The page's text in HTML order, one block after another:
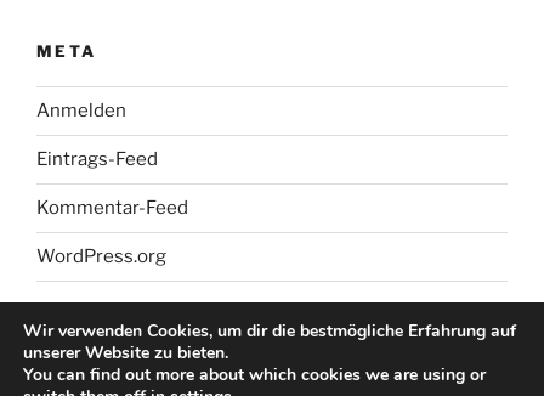
META
Anmelden
Eintrags-Feed
Kommentar-Feed
WordPress.org
Wir verwenden Cookies, um dir die bestmögliche Erfahrung auf
unserer Website zu bieten.
You can find out more about which cookies we are using or